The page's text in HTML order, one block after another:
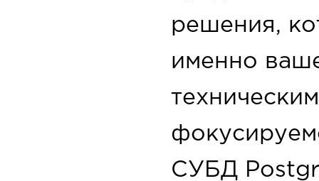
решения,
именно
СУБД